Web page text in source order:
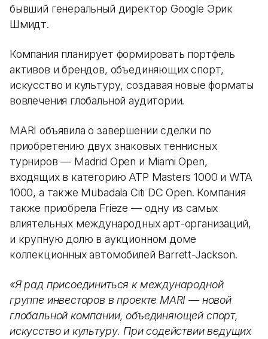
бывший генеральный директор Google Эрик
Шмидт.
Компания планирует формировать портфель
активов и брендов, объединяющих спорт,
искусство и культуру, создавая новые форматы
вовлечения глобальной аудитории.
MARI объявила о завершении сделки по
приобретению двух знаковых теннисных
турниров — Madrid Open и Miami Open,
входящих в категорию ATP Masters 1000 и WTA
1000, а также Mubadala Citi DC Open. Компания
также приобрела Frieze — одну из самых
влиятельных международных арт-организаций,
и крупную долю в аукционном доме
коллекционных автомобилей Barrett-Jackson.
«Я рад присоединиться к международной
группе инвесторов в проекте MARI — новой
глобальной компании, объединяющей спорт,
искусство и культуру. При содействии ведущих